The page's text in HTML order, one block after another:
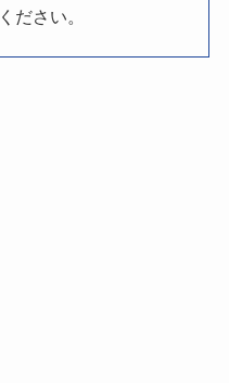
ださい。